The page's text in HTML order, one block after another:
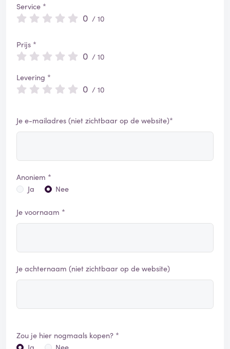
Service *
0 / 10
Prijs *
0 / 10
Levering *
0 / 10
Je e-mailadres (niet zichtbaar op de website)*
Anoniem *
Ja
Nee
Je voornaam *
Je achternaam (niet zichtbaar op de website)
Zou je hier nogmaals kopen? *